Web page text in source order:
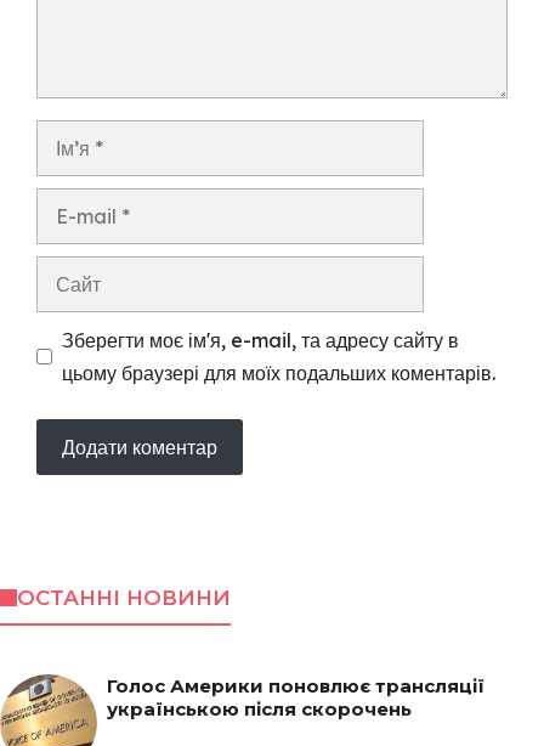
Зберегти моє ім'я, e-mail, та адресу сайту в
цьому браузері для моїх подальших коментарів.
ОСТАННІ НОВИНИ
Голос Америки поновлює трансляції
українською після скорочень